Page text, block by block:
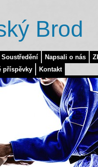
Soustředění Napsali o nás
příspěvky Kontakt
Brod